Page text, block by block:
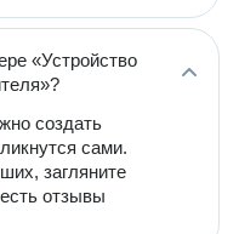
«Устройство
создать
сами.
загляните
отзывы